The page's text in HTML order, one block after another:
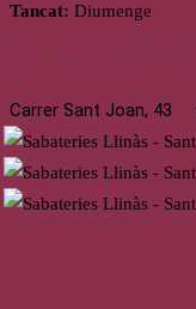
Tancat: Diumenge
Carrer Sant Joan, 43